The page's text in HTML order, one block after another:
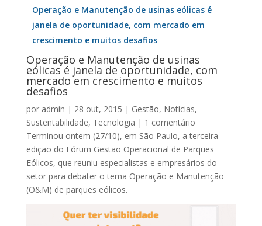
Operação e Manutenção de usinas eólicas é
janela de oportunidade, com mercado em
crescimento e muitos desafios
Operação e Manutenção de usinas
eólicas é janela de oportunidade, com
mercado em crescimento e muitos
desafios
por admin | 28 out, 2015 | Gestão, Notícias,
Sustentabilidade, Tecnologia | 1 comentário
Terminou ontem (27/10), em São Paulo, a terceira
edição do Fórum Gestão Operacional de Parques
Eólicos, que reuniu especialistas e empresários do
setor para debater o tema Operação e Manutenção
(O&M) de parques eólicos.